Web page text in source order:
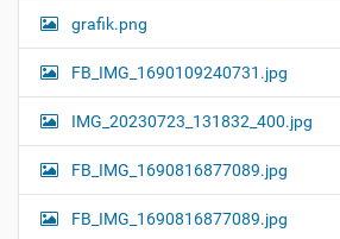
grafik.png
FB_IMG_1690109240731.jpg
IMG_20230723_131832_400.jpg
FB_IMG_1690816877089.jpg
FB_IMG_1690816877089.jpg